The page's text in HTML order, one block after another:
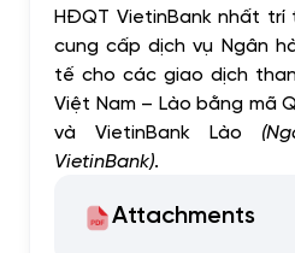
HĐQT VietinBank nhất
cung cấp dịch vụ Ngân
tế cho các giao dịch
Việt Nam – Lào bằng mã
và VietinBank Lào
VietinBank).
Attachments